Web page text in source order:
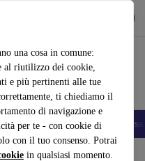
una cosa in comune:
al riutilizzo dei cookie,
e più pertinenti alle tue
ti chiediamo il
di navigazione e
per te - con cookie di
con il tuo consenso. Potrai
in qualsiasi momento.
Tablet Smartwatch